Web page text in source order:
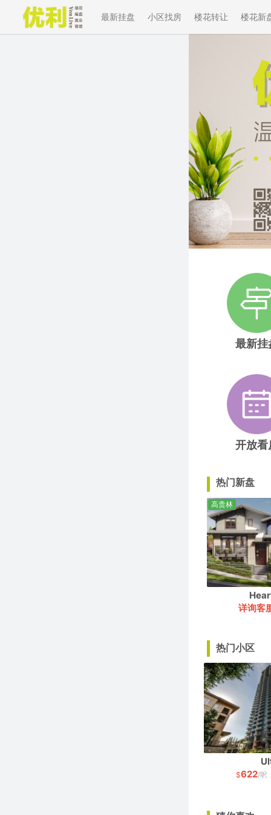
最新挂盘 小区找房 楼花转让 楼花新
最新挂
开放看
热门新盘
详询客
高贵林
热门小区
$622/呎